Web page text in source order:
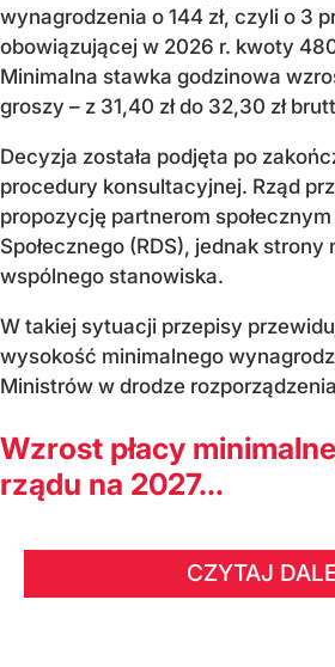
wynagrodzenia o 144 zł, czyli o 3
obowiązującej w 2026 r. kwoty
Minimalna stawka godzinowa
groszy – z 31,40 zł do 32,30 zł
Decyzja została podjęta po
procedury konsultacyjnej. Rząd
propozycję partnerom
Społecznego (RDS), jednak strony
wspólnego stanowiska.
W takiej sytuacji przepisy
wysokość minimalnego
Ministrów w drodze
Wzrost płacy
rządu na 2027...
CZYTAJ